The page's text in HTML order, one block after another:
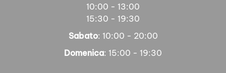
10:00 - 13:00
15:30 - 19:30
Sabato: 10:00 - 20:00
Domenica: 15:00 - 19:30